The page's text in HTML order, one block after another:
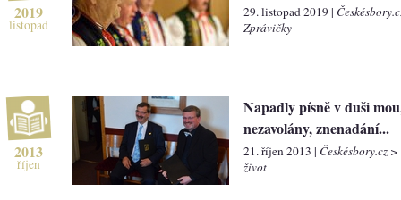
2019
listopad
29. listopad 2019 |
Zprávičky
2013
říjen
Napadly písně v duši
nezavolány, znenadání...
21. říjen 2013 | Českésbory.cz
život